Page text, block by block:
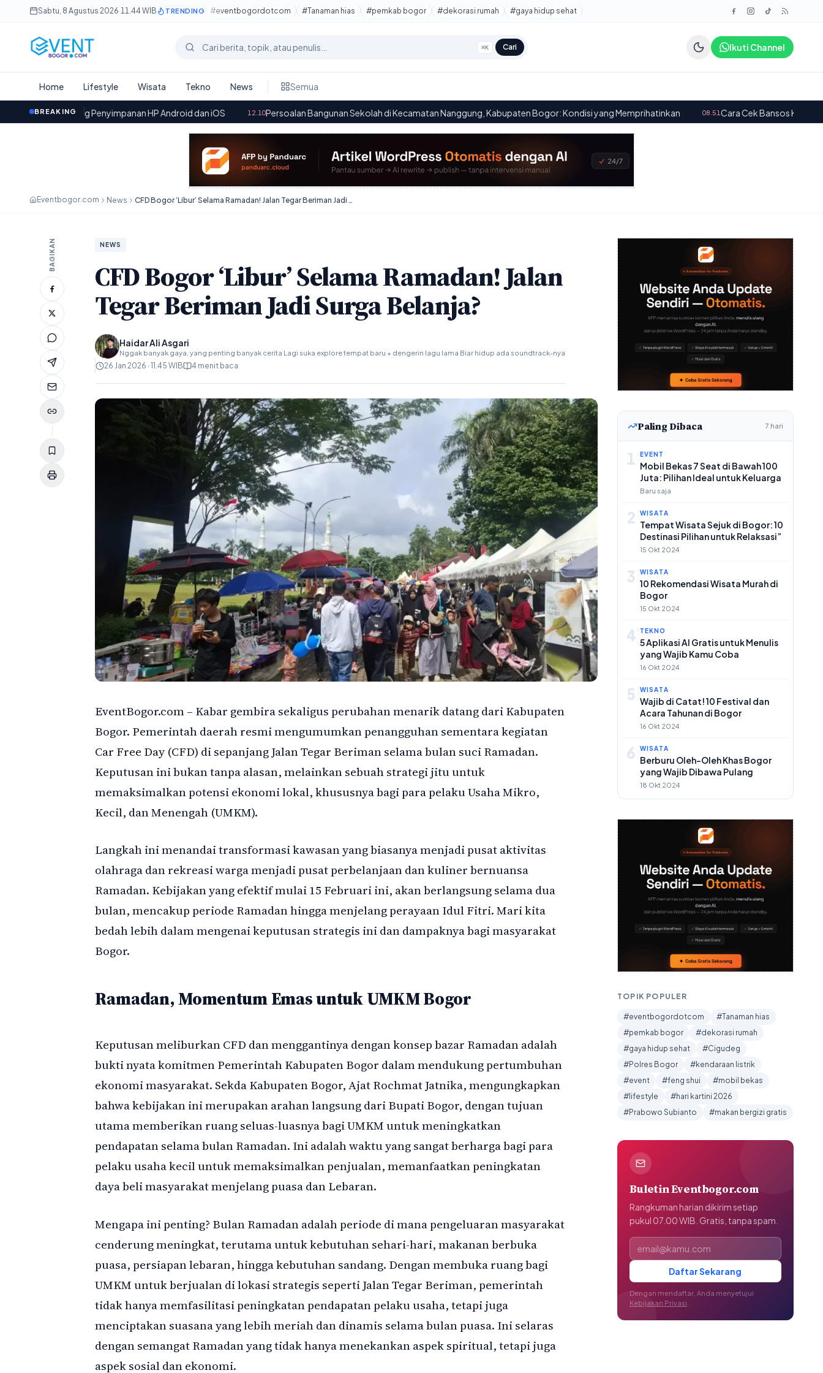
Lewati ke konten utama
Sabtu, 8 Agustus 2026·11.44 WIB TRENDING #eventbogordotcom #Tanaman hias #pemkab bogor #dekorasi rumah #gaya hidup sehat
Cari berita ⌘K Cari Ikuti Channel
Home Lifestyle Wisata Tekno News Semua
BREAKING
Penyimpanan HP Android dan iOS· 12.10Persoalan Bangunan Sekolah di Kecamatan Nanggung, Kabupaten Bogor: Kondisi yang Memprihatinkan· 08.51Cara Cek Bansos Kemensos Juni 2026 via
Eventbogor.com News CFD Bogor ‘Libur’ Selama Ramadan! Jalan Tegar Beriman Jadi Surga Belanja?
BAGIKAN NEWS
CFD Bogor ‘Libur’ Selama Ramadan! Jalan
Tegar Beriman Jadi Surga Belanja?
Haidar Ali Asgari
Nggak banyak gaya, yang penting banyak cerita Lagi suka explore tempat baru + dengerin lagu lama Biar hidup ada soundtrack-nya
26 Jan 2026 · 11.45 WIB 4 menit baca
EventBogor.com – Kabar gembira sekaligus perubahan menarik datang dari Kabupaten
Bogor. Pemerintah daerah resmi mengumumkan penangguhan sementara kegiatan
Car Free Day (CFD) di sepanjang Jalan Tegar Beriman selama bulan suci Ramadan.
Keputusan ini bukan tanpa alasan, melainkan sebuah strategi jitu untuk
memaksimalkan potensi ekonomi lokal, khususnya bagi para pelaku Usaha Mikro,
Kecil, dan Menengah (UMKM).
Langkah ini menandai transformasi kawasan yang biasanya menjadi pusat aktivitas
olahraga dan rekreasi warga menjadi pusat perbelanjaan dan kuliner bernuansa
Ramadan. Kebijakan yang efektif mulai 15 Februari ini, akan berlangsung selama dua
bulan, mencakup periode Ramadan hingga menjelang perayaan Idul Fitri. Mari kita
bedah lebih dalam mengenai keputusan strategis ini dan dampaknya bagi masyarakat
Bogor.
Ramadan, Momentum Emas untuk UMKM Bogor
Keputusan meliburkan CFD dan menggantinya dengan konsep bazar Ramadan adalah
bukti nyata komitmen Pemerintah Kabupaten Bogor dalam mendukung pertumbuhan
ekonomi masyarakat. Sekda Kabupaten Bogor, Ajat Rochmat Jatnika, mengungkapkan
bahwa kebijakan ini merupakan arahan langsung dari Bupati Bogor, dengan tujuan
utama memberikan ruang seluas-luasnya bagi UMKM untuk meningkatkan
pendapatan selama bulan Ramadan. Ini adalah waktu yang sangat berharga bagi para
pelaku usaha kecil untuk memaksimalkan penjualan, memanfaatkan peningkatan
daya beli masyarakat menjelang puasa dan Lebaran.
Mengapa ini penting? Bulan Ramadan adalah periode di mana pengeluaran masyarakat
cenderung meningkat, terutama untuk kebutuhan sehari-hari, makanan berbuka
puasa, persiapan lebaran, hingga kebutuhan sandang. Dengan membuka ruang bagi
UMKM untuk berjualan di lokasi strategis seperti Jalan Tegar Beriman, pemerintah
tidak hanya memfasilitasi peningkatan pendapatan pelaku usaha, tetapi juga
menciptakan suasana yang lebih meriah dan dinamis selama bulan puasa. Ini selaras
dengan semangat Ramadan yang tidak hanya menekankan aspek spiritual, tetapi juga
aspek sosial dan ekonomi.
Paling Dibaca 7 hari
1 EVENT
Mobil Bekas 7 Seat di Bawah 100
Juta: Pilihan Ideal untuk Keluarga
Baru saja
2 WISATA
Tempat Wisata Sejuk di Bogor: 10
Destinasi Pilihan untuk Relaksasi”
15 Okt 2024
3 WISATA
10 Rekomendasi Wisata Murah di
Bogor
15 Okt 2024
4 TEKNO
5 Aplikasi AI Gratis untuk Menulis
yang Wajib Kamu Coba
16 Okt 2024
5 WISATA
Wajib di Catat! 10 Festival dan
Acara Tahunan di Bogor
16 Okt 2024
6 WISATA
Berburu Oleh-Oleh Khas Bogor
yang Wajib Dibawa Pulang
18 Okt 2024
TOPIK POPULER
#eventbogordotcom
#Tanaman hias
#pemkab bogor
#dekorasi rumah
#gaya hidup sehat
#Cigudeg
#Polres Bogor
#kendaraan listrik
#event
#feng shui
#mobil bekas
#lifestyle
#hari kartini 2026
#Prabowo Subianto
#makan bergizi gratis
Buletin Eventbogor.com
Rangkuman harian dikirim setiap
pukul 07.00 WIB. Gratis, tanpa spam.
Alamat email
Daftar Sekarang
Dengan mendaftar, Anda menyetujui
Kebijakan Privasi